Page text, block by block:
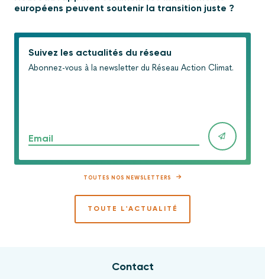
européens peuvent soutenir la transition juste ?
Suivez les actualités du réseau
Abonnez-vous à la newsletter du Réseau Action Climat.
Email
TOUTES NOS NEWSLETTERS
TOUTE L'ACTUALITÉ
Contact